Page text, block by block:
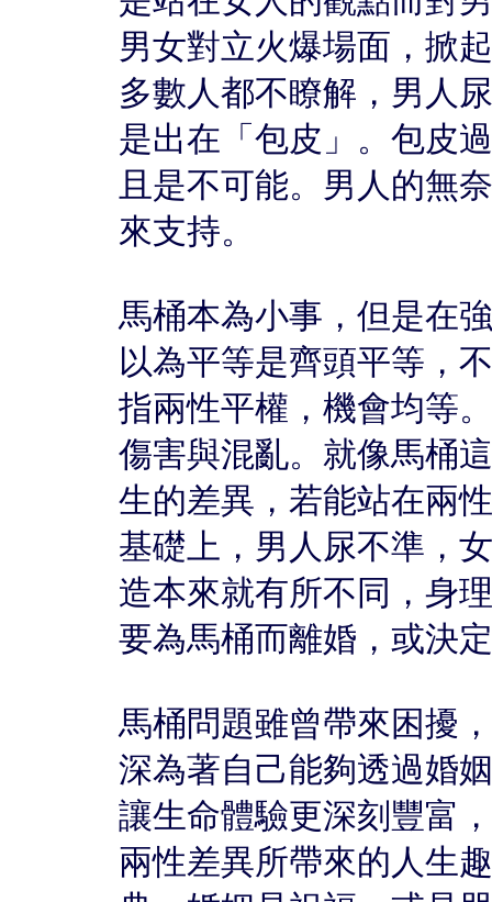
男女對立火爆場面，掀
多數人都不瞭解，男人
是出在「包皮」。包皮
且是不可能。男人的無
來支持。
馬桶本為小事，但是在
以為平等是齊頭平等，
指兩性平權，機會均等
傷害與混亂。就像馬桶
生的差異，若能站在兩
基礎上，男人尿不準，
造本來就有所不同，身
要為馬桶而離婚，或決
馬桶問題雖曾帶來困擾
深為著自己能夠透過婚
讓生命體驗更深刻豐富
兩性差異所帶來的人生